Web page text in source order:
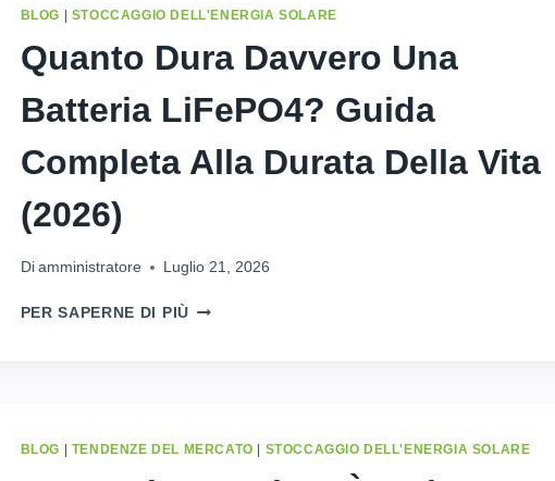
SCARICA
CAUSE
CORREZIONI
BLOG | STOCCAGGIO DELL'ENERGIA SOLARE
Quanto Dura Davvero Una
Batteria LiFePO4? Guida
Completa Alla Durata Della Vita
(2026)
Di amministratore Luglio 21, 2026
PER SAPERNE DI PIÙQUANTO
GUIDA
BLOG TENDENZE DEL MERCATO STOCCAGGIO DELL'ENERGIA SOLARE